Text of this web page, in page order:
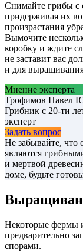
Снимайте грибы с
придерживая их
произрастания
Вымочите
коробку и ждите
не заставит вас
и для
Мнение эксперта
Трофимов Павел
Грибник с 20-ти
эксперт
Задать вопрос
Не забывайте,
являются
и мертвой
доме, будьте
Некоторые фермы
предварительно
спорами.